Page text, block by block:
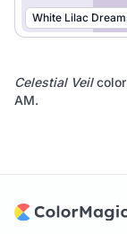
White Lilac
Celestial Veilcolor
AM.